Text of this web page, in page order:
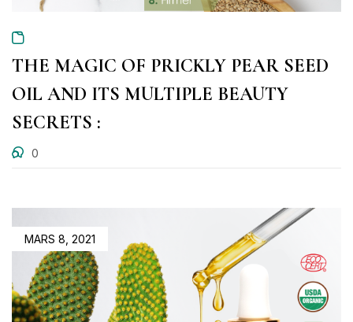
THE MAGIC OF PRICKLY PEAR SEED
OIL AND ITS MULTIPLE BEAUTY
SECRETS :
0
MARS 8, 2021